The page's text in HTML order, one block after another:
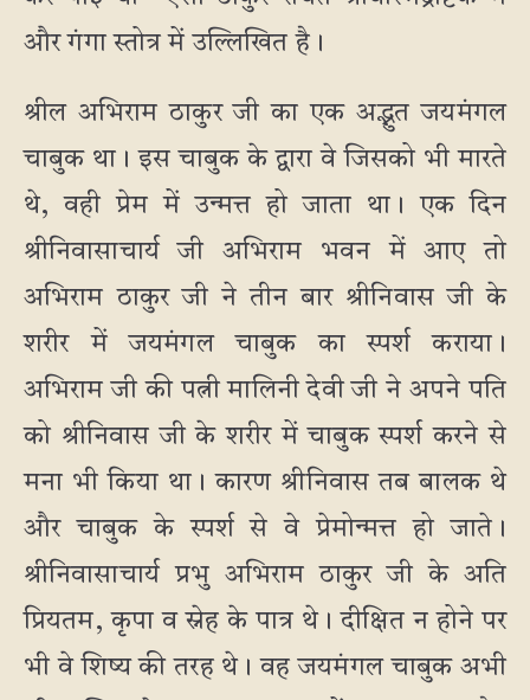
और गंगा स्तोत्र में उल्लिखित है।
श्रील अभिराम ठाकुर जी का एक अद्भुत जयमंगल
चाबुक था। इस चाबुक के द्वारा वे जिसको भी मारते
थे, वही प्रेम में उन्मत्त हो जाता था। एक दिन
श्रीनिवासाचार्य जी अभिराम भवन में आए तो
अभिराम ठाकुर जी ने तीन बार श्रीनिवास जी के
शरीर में जयमंगल चाबुक का स्पर्श कराया।
अभिराम जी की पत्नी मालिनी देवी जी ने अपने पति
को श्रीनिवास जी के शरीर में चाबुक स्पर्श करने से
मना भी किया था। कारण श्रीनिवास तब बालक थे
और चाबुक के स्पर्श से वे प्रेमोन्मत्त हो जाते।
श्रीनिवासाचार्य प्रभु अभिराम ठाकुर जी के अति
प्रियतम, कृपा व स्नेह के पात्र थे। दीक्षित न होने पर
भी वे शिष्य की तरह थे। वह जयमंगल चाबुक अभी